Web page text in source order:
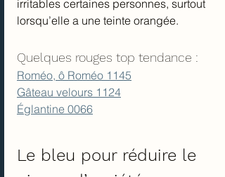
irritables certaines personnes, surtout
lorsqu’elle a une teinte orangée.
Quelques rouges top tendance :
Roméo, ô Roméo 1145
Gâteau velours 1124
Églantine 0066
Le bleu pour réduire le